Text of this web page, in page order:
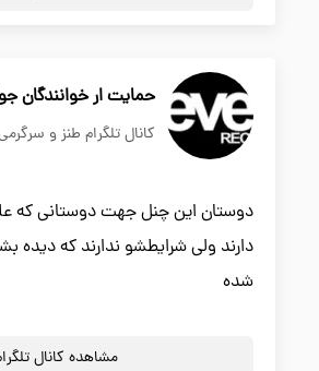
حمایت ار خوانندگان
کانال تلگرام طنز و
دوستان این چنل جهت دوستانی که
دارند ولی شرایطشو ندارند که دیده
شده
مشاهده کانال